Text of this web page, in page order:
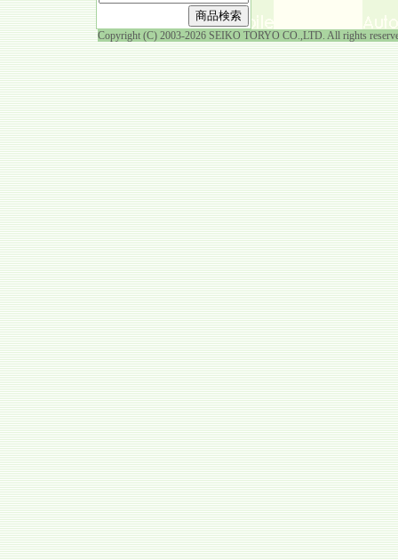
Copyright (C) 2003-2026 SEIKO TORYO CO.,LTD. All rights